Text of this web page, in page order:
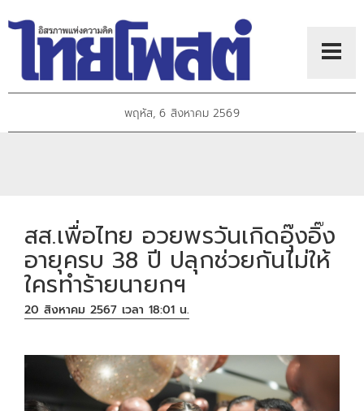
พฤหัส, 6 สิงหาคม 2569
สส.เพื่อไทย อวยพรวันเกิดอุ๊งอิ๊ง
อายุครบ 38 ปี ปลุกช่วยกันไม่ให้
ใครทำร้ายนายกฯ
20 สิงหาคม 2567 เวลา 18:01 น.